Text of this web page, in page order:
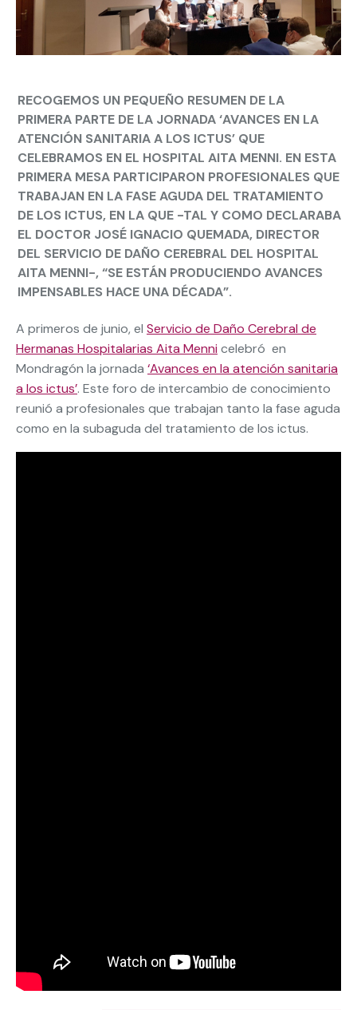
RECOGEMOS UN PEQUEÑO RESUMEN DE LA
PRIMERA PARTE DE LA JORNADA ‘AVANCES EN LA
ATENCIÓN SANITARIA A LOS ICTUS’ QUE
CELEBRAMOS EN EL HOSPITAL AITA MENNI. EN ESTA
PRIMERA MESA PARTICIPARON PROFESIONALES QUE
TRABAJAN EN LA FASE AGUDA DEL TRATAMIENTO
DE LOS ICTUS, EN LA QUE -TAL Y COMO DECLARABA
EL DOCTOR JOSÉ IGNACIO QUEMADA, DIRECTOR
DEL SERVICIO DE DAÑO CEREBRAL DEL HOSPITAL
AITA MENNI-, “SE ESTÁN PRODUCIENDO AVANCES
IMPENSABLES HACE UNA DÉCADA”.
A primeros de junio, el Servicio de Daño Cerebral de
Hermanas Hospitalarias Aita Menni celebró en
Mondragón la jornada ‘Avances en la atención sanitaria
a los ictus’. Este foro de intercambio de conocimiento
reunió a profesionales que trabajan tanto la fase aguda
como en la subaguda del tratamiento de los ictus.